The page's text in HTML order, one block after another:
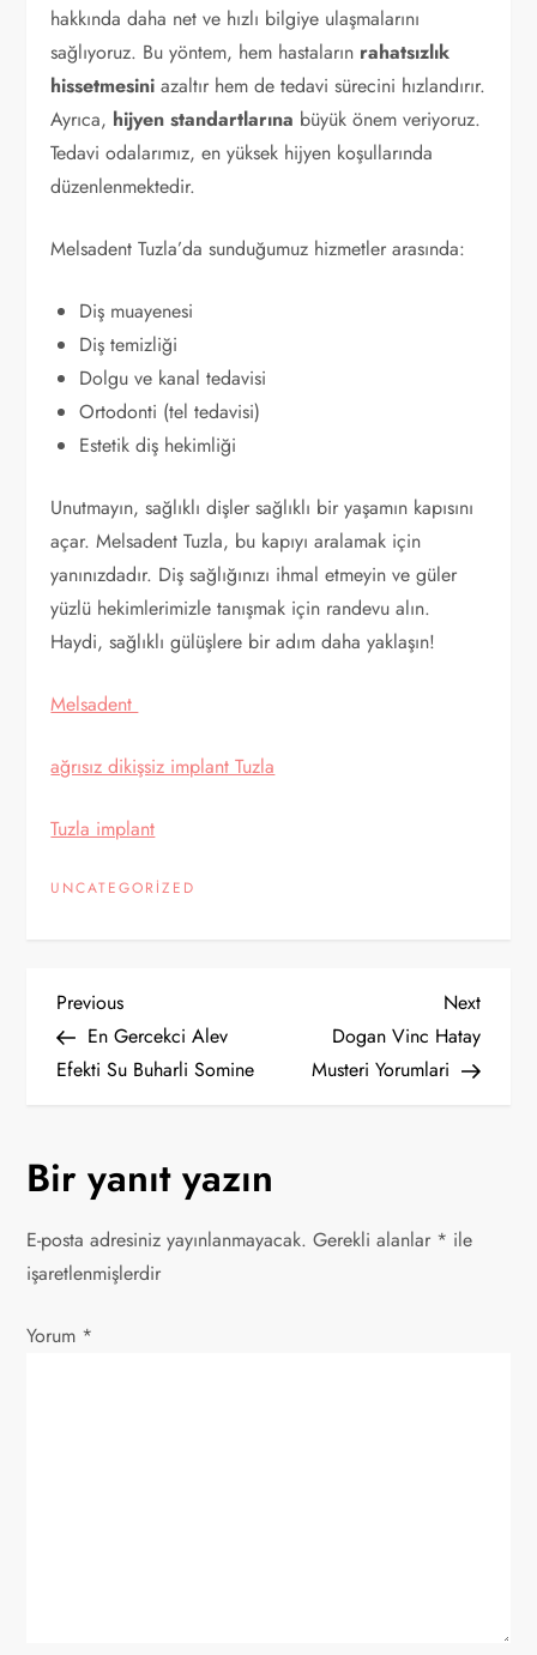
hakkında daha net ve hızlı bilgiye ulaşmalarını
sağlıyoruz. Bu yöntem, hem hastaların rahatsızlık
hissetmesini azaltır hem de tedavi sürecini hızlandırır.
Ayrıca, hijyen standartlarına büyük önem veriyoruz.
Tedavi odalarımız, en yüksek hijyen koşullarında
düzenlenmektedir.
Melsadent Tuzla’da sunduğumuz hizmetler arasında:
Diş muayenesi
Diş temizliği
Dolgu ve kanal tedavisi
Ortodonti (tel tedavisi)
Estetik diş hekimliği
Unutmayın, sağlıklı dişler sağlıklı bir yaşamın kapısını
açar. Melsadent Tuzla, bu kapıyı aralamak için
yanınızdadır. Diş sağlığınızı ihmal etmeyin ve güler
yüzlü hekimlerimizle tanışmak için randevu alın.
Haydi, sağlıklı gülüşlere bir adım daha yaklaşın!
Melsadent
ağrısız dikişsiz implant Tuzla
Tuzla implant
UNCATEGORIZED
Y
a
ı
g
e
z
Previous
Post
Previous
En Gercekci Alev
Efekti Su Buharli Somine
Next
Post
Next
Dogan Vinc Hatay
Musteri Yorumlari
Bir yanıt yazın
E-posta adresiniz yayınlanmayacak. Gerekli alanlar * ile
işaretlenmişlerdir
Yorum *